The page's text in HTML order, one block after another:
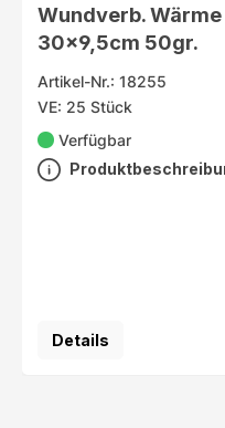
Wundverb.
30x9,5cm 50gr.
Artikel-Nr.: 18255
VE: 25 Stück
Verfügbar
Details